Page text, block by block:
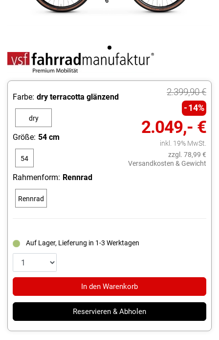
2.399,90 €
14%
2.049,- €
inkl. 19% MwSt.
zzgl. 78,99 €
Versandkosten & Gewicht
Farbe: dry terracotta glänzend
dry
Größe: 54 cm
54
Rahmenform: Rennrad
Rennrad
Auf Lager, Lieferung in 1-3 Werktagen
In den Warenkorb
Reservieren & Abholen